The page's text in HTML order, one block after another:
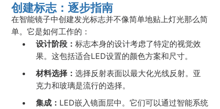
创建标志：逐步指南
在智能镜子中创建发光标志并不像简单地贴上灯光那么简
单。它是如何工作的：
设计阶段：标志本身的设计考虑了特定的视觉效
果。这包括适合LED设置的颜色方案和尺寸。
材料选择：选择反射表面以最大化光线反射。亚
克力和玻璃是流行的选择。
集成： LED嵌入镜面层中。它们可以通过智能系统